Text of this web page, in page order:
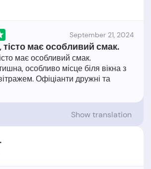
September 21, 2024
тісто має особливий смак.
має особливий смак.
особливо місце біля вікна з
Офіціанти дружні та
Show translation